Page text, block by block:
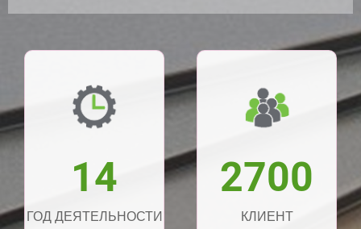
14
ГОД ДЕЯТЕЛЬНОСТИ
2700
КЛИЕНТ